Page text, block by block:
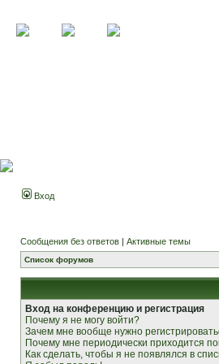
Вход
Сообщения без ответов | Активные темы
Список форумов
Вход на конференцию и регистрация
Почему я не могу войти?
Зачем мне вообще нужно
Почему мне периодически приходится
Как сделать, чтобы я не появлялся в